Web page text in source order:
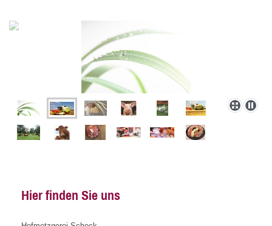
Hier finden Sie uns